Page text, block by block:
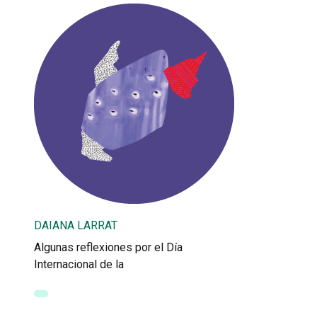
DAIANA LARRAT
Algunas reflexiones por el Día
Internacional de la